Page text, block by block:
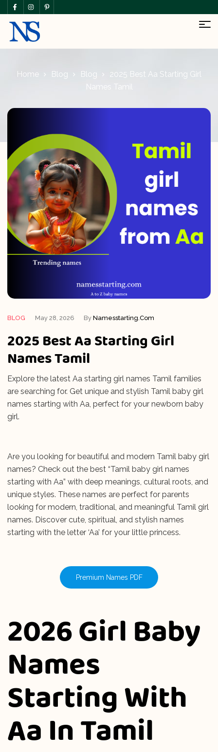
Home Blog Blog
2025 Best Aa Starting Girl
Names Tamil
May 28, 2026
BLOG By Namesstarting.com
2025 Best Aa Starting Girl
Names Tamil
Explore the latest Aa starting girl names Tamil families
are searching for. Get unique and stylish Tamil baby girl
names starting with Aa, perfect for your newborn baby
girl.
Are you looking for beautiful and modern Tamil baby girl
names? Check out the best “Tamil baby girl names
starting with Aa” with deep meanings, cultural roots, and
unique styles. These names are perfect for parents
looking for modern, traditional, and meaningful Tamil girl
names. Discover cute, spiritual, and stylish names
starting with the letter ‘Aa’ for your little princess.
Premium Names PDF
2026 Girl Baby
Names
Starting With
Aa In Tamil